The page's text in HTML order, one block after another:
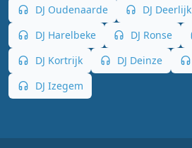
DJ Oudenaarde DJ Deerlijk
DJ Harelbeke
DJ Ronse
DJ Kortrijk
DJ Deinze
DJ Izegem